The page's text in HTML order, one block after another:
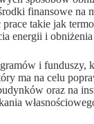
finansowe na
takie jak
energii i
i funduszy,
ma na celu
oraz na